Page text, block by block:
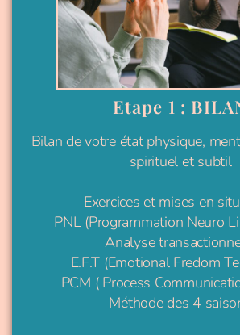
Etape 1 :
Bilan de votre état physique,
spirituel et subtil
Exercices et mises en
PNL (Programmation Neuro
Analyse
E.F.T (Emotional Fredom
PCM ( Process
Méthode des 4